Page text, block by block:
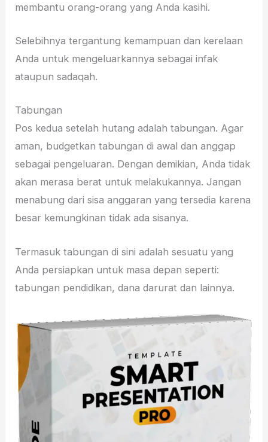
membantu orang-orang yang Anda kasihi.
Selebihnya tergantung kemampuan dan kerelaan
Anda untuk mengeluarkannya sebagai infak
ataupun sadaqah.
Tabungan
Pos kedua setelah hutang adalah tabungan. Agar
aman, budgetkan tabungan di awal dan anggap
sebagai pengeluaran. Dengan demikian, Anda tidak
akan merasa berat untuk melakukannya. Jangan
menabung dari sisa anggaran yang tersedia karena
besar kemungkinan tidak ada sisanya.
Termasuk tabungan di sini adalah sesuatu yang
Anda persiapkan untuk masa depan seperti:
tabungan pendidikan, dana darurat dan lainnya.